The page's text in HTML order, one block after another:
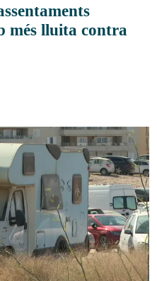
més lluita contra